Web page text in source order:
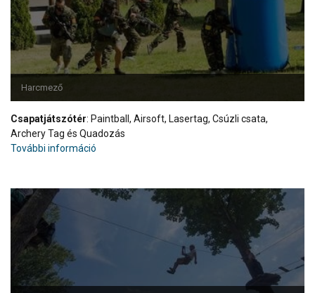
Harcmező
Csapatjátszótér: Paintball, Airsoft, Lasertag, Csúzli csata,
Archery Tag és Quadozás
További információ